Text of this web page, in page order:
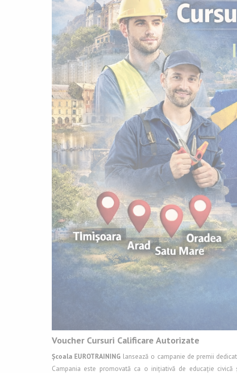
Voucher Cursuri Calificare Autorizate
Școala EUROTRAINING lansează o campanie de premii
Campania este promovată ca o inițiativă de educație